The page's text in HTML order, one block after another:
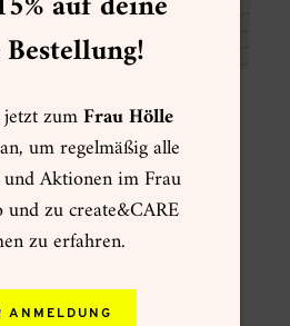
Kartenset Pastell
10,99
zzgl.Versand
zumFrau Hölle
an, um regelmäßig alle
Aktionen im Frau
zu create&CARE
zu erfahren.
ANMELDUNG